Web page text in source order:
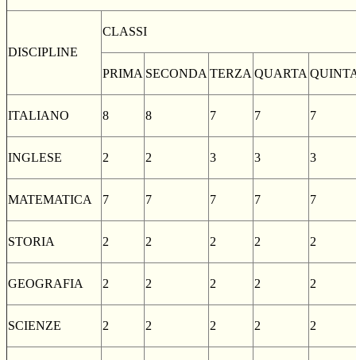
DISCIPLINE
CLASSI
PRIMA SECONDA TERZA QUARTA
ITALIANO 8 8 7 7 7
INGLESE 2 2 3 3 3
MATEMATICA 7 7 7 7 7
STORIA 2 2 2 2 2
GEOGRAFIA 2 2 2 2 2
SCIENZE 2 2 2 2 2